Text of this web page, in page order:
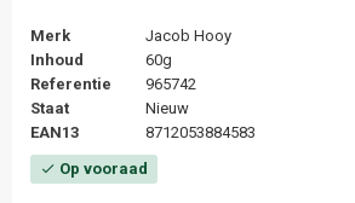
Merk
Jacob Hooy
Inhoud
60g
Referentie
965742
Staat
Nieuw
EAN13
8712053884583
check Op vooraad